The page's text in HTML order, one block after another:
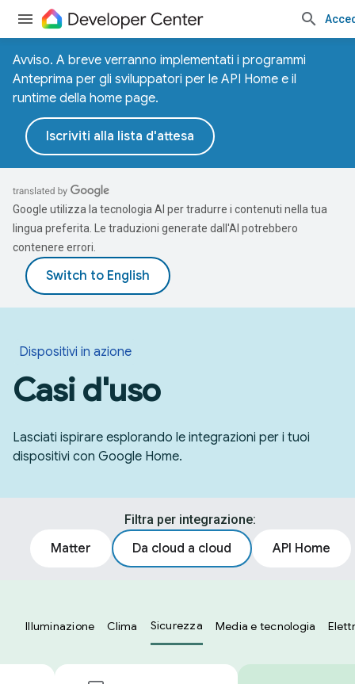
Avviso. A breve verranno implementati i programmi
Anteprima per gli sviluppatori per le API Home e il
runtime della home page.
Iscriviti alla lista d'attesa
Google utilizza la tecnologia AI per tradurre i contenuti nella tua
lingua preferita. Le traduzioni generate dall'AI potrebbero
contenere errori.
Dispositivi in azione
Casi d'uso
Lasciati ispirare esplorando le integrazioni per i tuoi
dispositivi con Google Home.